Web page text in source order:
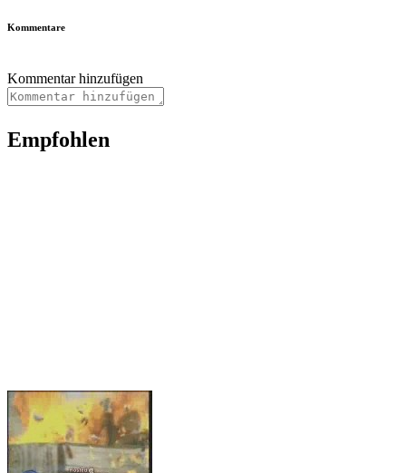
Kommentare
Kommentar hinzufügen
Empfohlen